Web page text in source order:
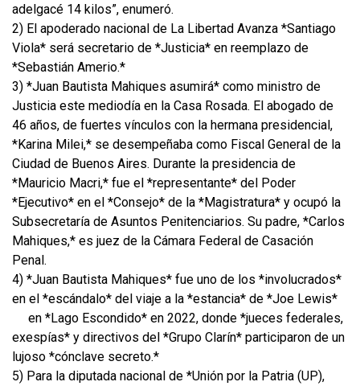
adelgacé 14 kilos”, enumeró.
2) El apoderado nacional de La Libertad Avanza *Santiago
Viola* será secretario de *Justicia* en reemplazo de
*Sebastián Amerio.*
3) *Juan Bautista Mahiques asumirá* como ministro de
Justicia este mediodía en la Casa Rosada. El abogado de
46 años, de fuertes vínculos con la hermana presidencial,
*Karina Milei,* se desempeñaba como Fiscal General de la
Ciudad de Buenos Aires. Durante la presidencia de
*Mauricio Macri,* fue el *representante* del Poder
*Ejecutivo* en el *Consejo* de la *Magistratura* y ocupó la
Subsecretaría de Asuntos Penitenciarios. Su padre, *Carlos
Mahiques,* es juez de la Cámara Federal de Casación
Penal.
4) *Juan Bautista Mahiques* fue uno de los *involucrados*
en el *escándalo* del viaje a la *estancia* de *Joe Lewis*
en *Lago Escondido* en 2022, donde *jueces federales,
exespías* y directivos del *Grupo Clarín* participaron de un
lujoso *cónclave secreto.*
5) Para la diputada nacional de *Unión por la Patria (UP),